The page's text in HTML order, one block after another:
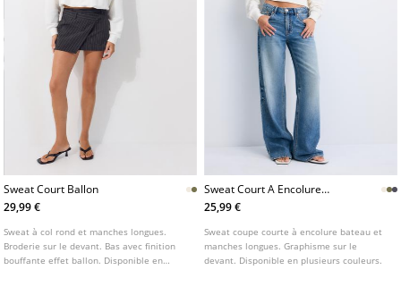
Sweat Court Ballon
29,99 €
Sweat à col rond et manches longues.
Broderie sur le devant. Bas avec finition
bouffante effet ballon. Disponible en
Sweat Court A Encolure
Bateau
25,99 €
Sweat coupe courte à encolure bateau et
manches longues. Graphisme sur le
devant. Disponible en plusieurs couleurs.